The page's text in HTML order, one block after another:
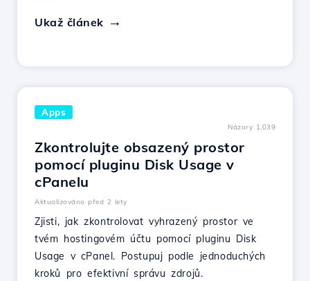
Ukaž článek
Apps
Názory 1,039
Zkontrolujte obsazený prostor
pomocí pluginu Disk Usage v
cPanelu
Aktualizováno před 2 lety
Zjisti, jak zkontrolovat vyhrazený prostor ve
tvém hostingovém účtu pomocí pluginu Disk
Usage v cPanel. Postupuj podle jednoduchých
kroků pro efektivní správu zdrojů.